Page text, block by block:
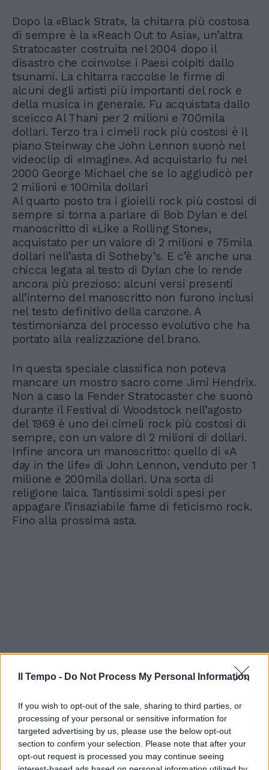
Il Tempo - Do Not Process My Personal Information
If you wish to opt-out of the sale, sharing to third parties, or
processing of your personal or sensitive information for
targeted advertising by us, please use the below opt-out
section to confirm your selection. Please note that after your
opt-out request is processed you may continue seeing
Dopo la «Black Strat», la chitarra più costosa
di sempre è la «Reach Out to Asia», un’altra
Stratocaster costruita nel 2004 dopo il
disastro che coinvolse i Paesi colpiti dallo
tsunami. La chitarra raccolse le firme di
alcuni degli artisti più importanti del rock e
della musica in generale. Fu acquistata dallo
sceicco Al Thani per 2 milioni e 700mila
dollari. Terzo tra i cimeli rock più costosi è il
piano Steinway che John Lennon suonò nel
videoclip di «Imagine». Ad acquistarlo fu nel
2000 George Michael che se lo aggiudicò per
2 milioni e 100mila dollari
Al quarto posto tra i gioielli rock più costosi di
sempre si torna a parlare di Bob Dylan e del
manoscritto di «Like a Rolling Stone»,
acquistato per un valore di 2 milioni e 75mila
dollari nell’asta di Sotheby’s. E c’è anche una
chicca legata al testo di Dylan che lo rende
ancora più prezioso: alcuni versi presenti
all’interno del manoscritto non furono inclusi
nel testo definitivo della canzone. A
testimonianza del processo evolutivo che ha
portato alla realizzazione del brano.
In questa speciale classifica non poteva
mancare un mostro sacro come Jimi Hendrix.
Non a caso la Fender Stratocaster che suonò
durante il Festival di Woodstock nell’agosto
del 1969 è uno dei cimeli rock più costosi di
sempre, con un valore di 2 milioni di dollari.
Infine ancora un manoscritto: quello di «A
day in the life» di John Lennon, venduto per 1
milione e 200mila dollari. Una sorta di
religione laica. Tantissimi soldi spesi per
appagare l’insaziabile fame di feticismo rock.
Fino alla prossima asta.